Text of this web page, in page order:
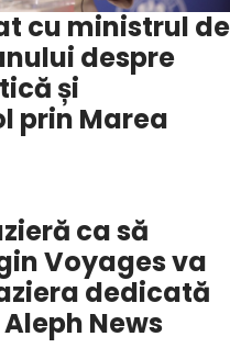
cu ministrul de
despre
și
prin Marea
ca să
Voyages va
dedicată
News